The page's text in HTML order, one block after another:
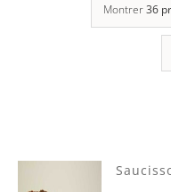
Boeuf Lo Bâo
Cheval Suisse
Veau Lo VÎ(0)
Montrer36